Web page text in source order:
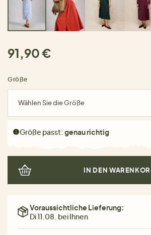
91,90 €
Größe
Wählen Sie die Größe
Größe passt:genau richtig
IN DEN
Voraussichtliche Lieferung:
Di 11.08. bei Ihnen